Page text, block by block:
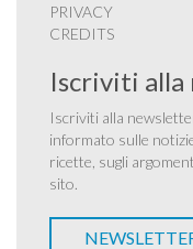
PRIVACY
CREDITS
Iscriviti
Iscriviti alla
informato sulle
ricette, sugli
sito.